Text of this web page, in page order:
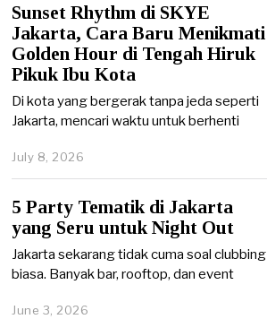
Sunset Rhythm di SKYE
Jakarta, Cara Baru Menikmati
Golden Hour di Tengah Hiruk
Pikuk Ibu Kota
Di kota yang bergerak tanpa jeda seperti
Jakarta, mencari waktu untuk berhenti
July 8, 2026
y
,
2
0
5 Party Tematik di Jakarta
yang Seru untuk Night Out
Jakarta sekarang tidak cuma soal clubbing
biasa. Banyak bar, rooftop, dan event
June 3, 2026